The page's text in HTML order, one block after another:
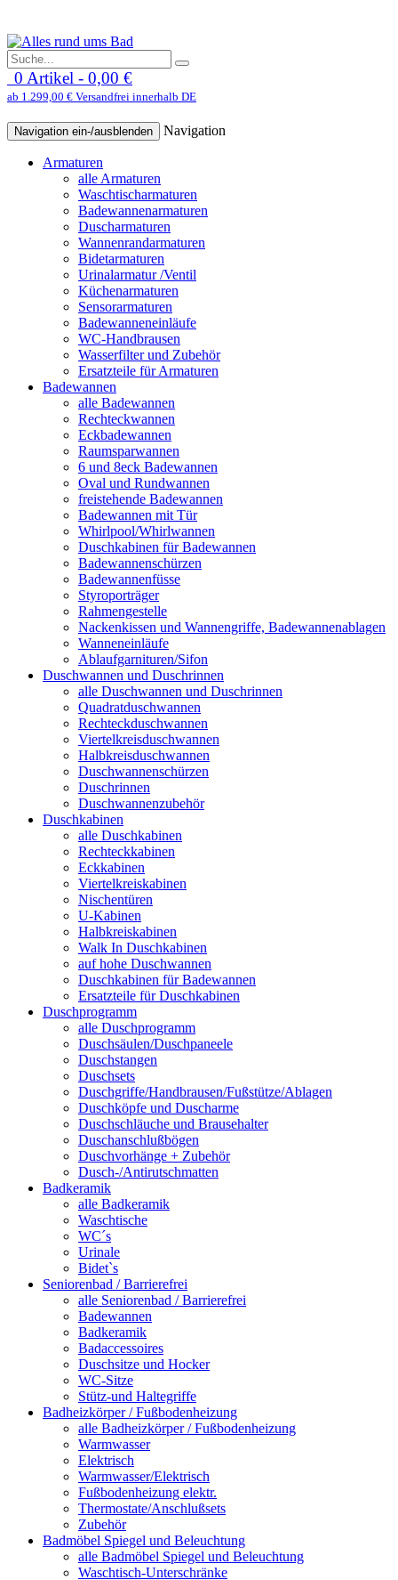
0 Artikel - 0,00 €
ab 1.299,00 € Versandfrei innerhalb DE
Navigation ein-/ausblenden Navigation
Armaturen
alle Armaturen
Waschtischarmaturen
Badewannenarmaturen
Duscharmaturen
Wannenrandarmaturen
Bidetarmaturen
Urinalarmatur /Ventil
Küchenarmaturen
Sensorarmaturen
Badewanneneinläufe
WC-Handbrausen
Wasserfilter und Zubehör
Ersatzteile für Armaturen
Badewannen
alle Badewannen
Rechteckwannen
Eckbadewannen
Raumsparwannen
6 und 8eck Badewannen
Oval und Rundwannen
freistehende Badewannen
Badewannen mit Tür
Whirlpool/Whirlwannen
Duschkabinen für Badewannen
Badewannenschürzen
Badewannenfüsse
Styroporträger
Rahmengestelle
Nackenkissen und Wannengriffe, Badewannenablagen
Wanneneinläufe
Ablaufgarnituren/Sifon
Duschwannen und Duschrinnen
alle Duschwannen und Duschrinnen
Quadratduschwannen
Rechteckduschwannen
Viertelkreisduschwannen
Halbkreisduschwannen
Duschwannenschürzen
Duschrinnen
Duschwannenzubehör
Duschkabinen
alle Duschkabinen
Rechteckkabinen
Eckkabinen
Viertelkreiskabinen
Nischentüren
U-Kabinen
Halbkreiskabinen
Walk In Duschkabinen
auf hohe Duschwannen
Duschkabinen für Badewannen
Ersatzteile für Duschkabinen
Duschprogramm
alle Duschprogramm
Duschsäulen/Duschpaneele
Duschstangen
Duschsets
Duschgriffe/Handbrausen/Fußstütze/Ablagen
Duschköpfe und Duscharme
Duschschläuche und Brausehalter
Duschanschlußbögen
Duschvorhänge + Zubehör
Dusch-/Antirutschmatten
Badkeramik
alle Badkeramik
Waschtische
WC´s
Urinale
Bidet`s
Seniorenbad / Barrierefrei
alle Seniorenbad / Barrierefrei
Badewannen
Badkeramik
Badaccessoires
Duschsitze und Hocker
WC-Sitze
Stütz-und Haltegriffe
Badheizkörper / Fußbodenheizung
alle Badheizkörper / Fußbodenheizung
Warmwasser
Elektrisch
Warmwasser/Elektrisch
Fußbodenheizung elektr.
Thermostate/Anschlußsets
Zubehör
Badmöbel Spiegel und Beleuchtung
alle Badmöbel Spiegel und Beleuchtung
Waschtisch-Unterschränke